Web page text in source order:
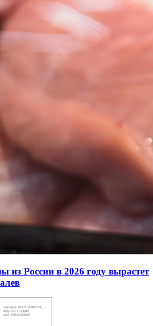
из России в 2026 году вырастет